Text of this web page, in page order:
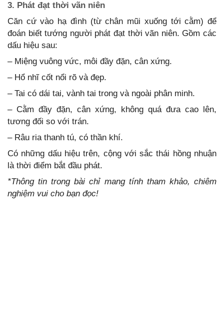
3. Phát đạt thời vãn niên
Căn cứ vào hạ đình (từ chân mũi xuống tới cằm) để
đoán biết tướng người phát đạt thời vãn niên. Gồm các
dấu hiệu sau:
– Miệng vuông vức, môi đầy đặn, cân xứng.
– Hổ nhĩ cốt nổi rõ và đẹp.
– Tai có dái tai, vành tai trong và ngoài phân minh.
– Cằm đầy đặn, cân xứng, không quá đưa cao lên,
tương đối so với trán.
– Râu ria thanh tú, có thần khí.
Có những dấu hiệu trên, cộng với sắc thái hồng nhuận
là thời điểm bắt đầu phát.
*Thông tin trong bài chỉ mang tính tham khảo, chiêm
nghiệm vui cho bạn đọc!